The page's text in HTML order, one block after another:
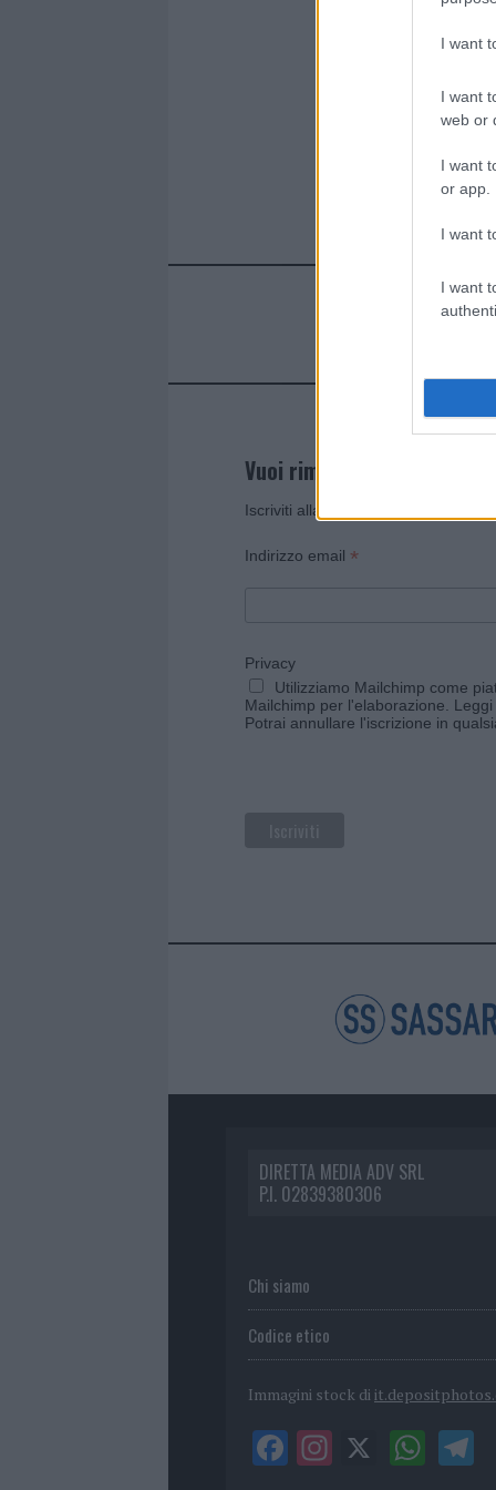
I want
I want
web or
I want
or app.
I want
I want
Vuoi rimanere sempre
Iscriviti alla newsletter di Gallura
Indirizzo email *
Privacy
Utilizziamo Mailchimp come
Mailchimp per l'elaborazione.
Potrai annullare l'iscrizione in
DIRETTA MEDIA ADV SRL
P.I. 02839380306
Chi siamo
Codice etico
Immagini stock di